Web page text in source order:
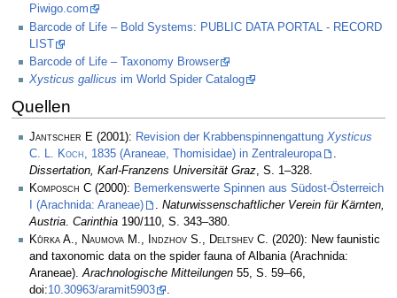
Piwigo.com
Barcode of Life – Bold Systems: PUBLIC DATA PORTAL - RECORD
LIST
Barcode of Life – Taxonomy Browser
Xysticus gallicus im World Spider Catalog
Quellen
Jantscher E (2001): Revision der Krabbenspinnengattung Xysticus
C. L. Koch , 1835 (Araneae, Thomisidae) in Zentraleuropa
Dissertation, Karl-Franzens Universität Graz , S. 1–328.
Komposch C (2000): Bemerkenswerte Spinnen aus Südost-Österreich
I (Arachnida: Araneae)
Naturwissenschaftlicher Verein für Kärnten,
Austria Carinthia 190/110, S. 343–380.
Kůrka A., Naumova M., Indzhov S., Deltshev C. (2020): New faunistic
and taxonomic data on the spider fauna of Albania (Arachnida:
Araneae).Arachnologische Mitteilungen 55, S. 59–66,
doi:10.30963/aramit5903
.